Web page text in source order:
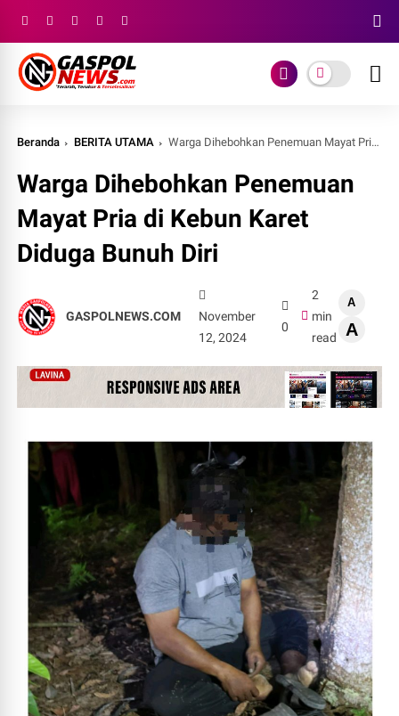
Beranda BERITA UTAMA Warga Dihebohkan Penemuan Mayat Pria di Kebun Karet Diduga Bunuh Diri
Warga Dihebohkan Penemuan
Mayat Pria di Kebun Karet
Diduga Bunuh Diri
GASPOLNEWS.COM
November
12, 2024
0
2
min
read
A
A